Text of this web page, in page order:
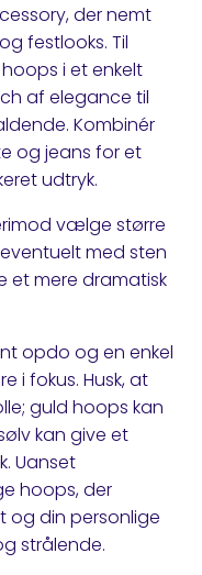
der nemt
festlooks. Til
i et enkelt
af elegance til
Kombinér
og jeans for et
udtryk.
vælge større
med sten
et mere dramatisk
opdo og en enkel
i fokus. Husk, at
guld hoops kan
kan give et
Uanset
hoops, der
og din personlige
strålende.